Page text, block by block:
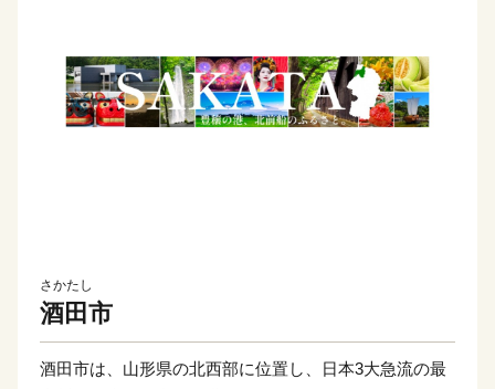
さかたし
酒田市
酒田市は、山形県の北西部に位置し、日本3大急流の最